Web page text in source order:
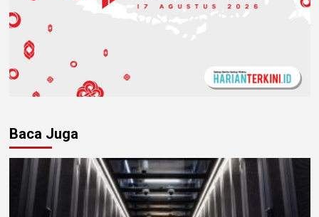
Baca Juga